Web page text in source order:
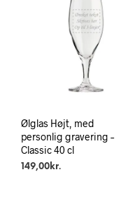
Ølglas Højt, med
personlig gravering –
Classic 40 cl
149,00 kr.